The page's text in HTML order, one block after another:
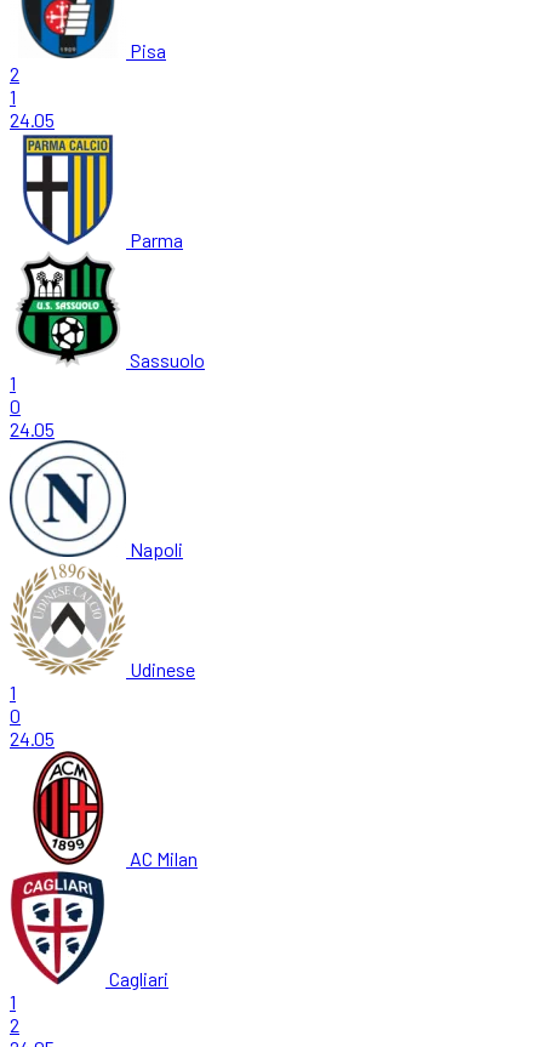
Pisa
2
1
24.05
Parma
Sassuolo
1
0
24.05
Napoli
Udinese
1
0
24.05
AC Milan
Cagliari
1
2